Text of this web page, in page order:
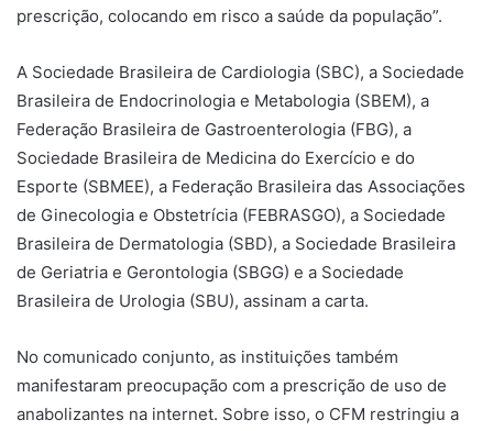
prescrição, colocando em risco a saúde da população”.
A Sociedade Brasileira de Cardiologia (SBC), a Sociedade
Brasileira de Endocrinologia e Metabologia (SBEM), a
Federação Brasileira de Gastroenterologia (FBG), a
Sociedade Brasileira de Medicina do Exercício e do
Esporte (SBMEE), a Federação Brasileira das Associações
de Ginecologia e Obstetrícia (FEBRASGO), a Sociedade
Brasileira de Dermatologia (SBD), a Sociedade Brasileira
de Geriatria e Gerontologia (SBGG) e a Sociedade
Brasileira de Urologia (SBU), assinam a carta.
No comunicado conjunto, as instituições também
manifestaram preocupação com a prescrição de uso de
anabolizantes na internet. Sobre isso, o CFM restringiu a